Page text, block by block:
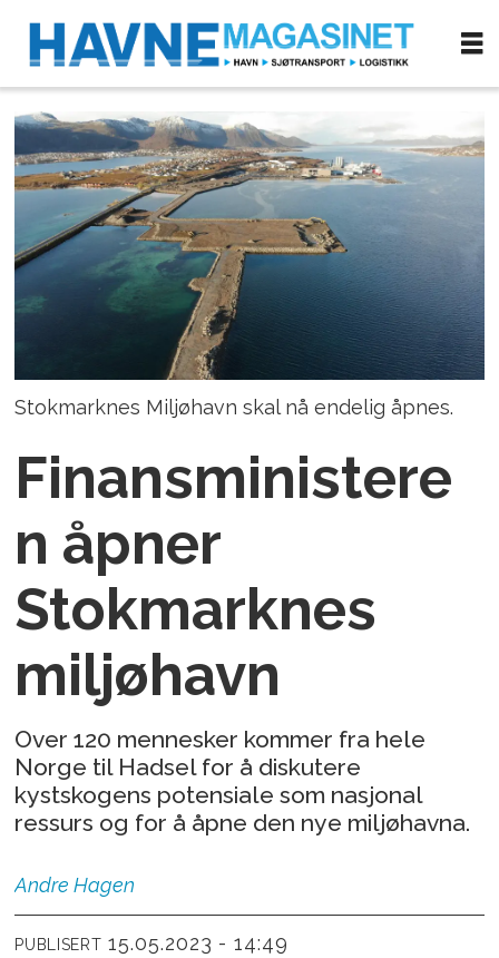
Stokmarknes Miljøhavn skal nå endelig åpnes.
Finansministere
n åpner
Stokmarknes
miljøhavn
Over 120 mennesker kommer fra hele
Norge til Hadsel for å diskutere
kystskogens potensiale som nasjonal
ressurs og for å åpne den nye miljøhavna.
Andre Hagen
PUBLISERT 15.05.2023 - 14:49